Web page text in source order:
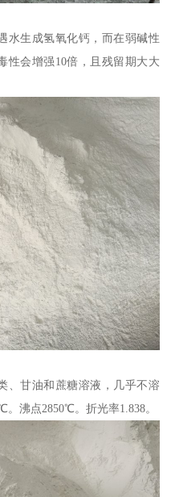
水生成氢氧化钙，而在弱碱性
性会增强10倍，且残留期大大
、甘油和蔗糖溶液，几乎不溶
沸点2850℃。折光率1.838。